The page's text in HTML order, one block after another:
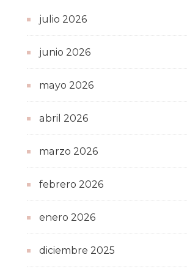
julio 2026
junio 2026
mayo 2026
abril 2026
marzo 2026
febrero 2026
enero 2026
diciembre 2025